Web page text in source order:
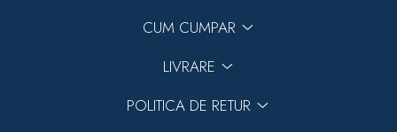
CUM CUMPAR
LIVRARE
POLITICA DE RETUR